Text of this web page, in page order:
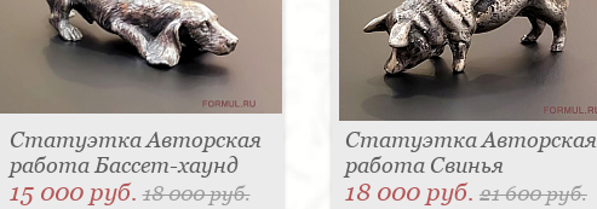
Статуэтка Авторская
работа Бассет-хаунд
15 000 руб.18 000 руб.
Статуэтка Авторская
работа Свинья
18 000 руб. 21 600 руб.